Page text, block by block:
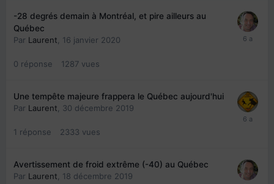
-28 degrés demain à Montréal, et pire ailleurs au
Québec
Par Laurent 16 janvier 2020
0 réponse 1287 vues
Une tempête majeure frappera le Québec aujourd'hui
Par Laurent 30 décembre 2019
1 réponse 2333 vues
Avertissement de froid extrême (-40) au Québec
Par Laurent 18 décembre 2019